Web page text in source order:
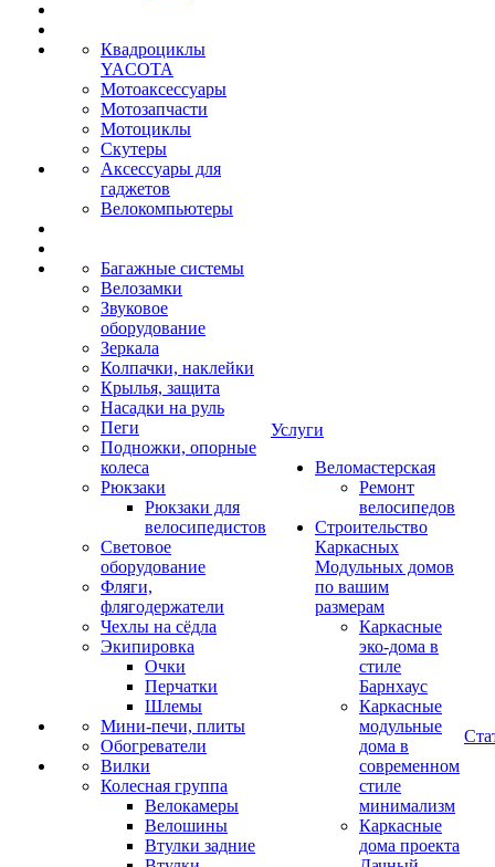
Квадроциклы
YACOTA
Мотоаксессуары
Мотозапчасти
Мотоциклы
Скутеры
Аксессуары для
гаджетов
Велокомпьютеры
Багажные системы
Велозамки
Звуковое
оборудование
Зеркала
Колпачки, наклейки
Крылья, защита
Насадки на руль
Пеги
Подножки, опорные
колеса
Рюкзаки
Рюкзаки для
велосипедистов
Световое
оборудование
Фляги,
флягодержатели
Чехлы на сёдла
Экипировка
Очки
Перчатки
Шлемы
Мини-печи, плиты
Обогреватели
Вилки
Колесная группа
Велокамеры
Велошины
Втулки задние
Услуги
Веломастерская
Ремонт
велосипедов
Строительство
Каркасных
Модульных домов
по вашим
размерам
Каркасные
эко-дома в
стиле
Барнхаус
Каркасные
модульные
дома в
современном
стиле
минимализм
Каркасные
дома проекта